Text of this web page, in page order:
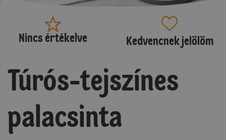
Nincs értékelve Kedvencnek jelölöm
Túrós-tejszínes
palacsinta